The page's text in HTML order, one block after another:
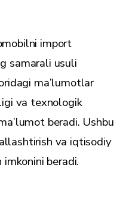
import
samarali usuli
ma’lumotlar
va texnologik
beradi. Ushbu
va iqtisodiy
beradi.